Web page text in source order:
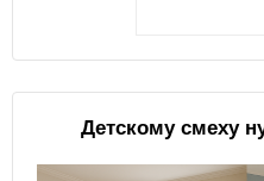
Детскому смеху